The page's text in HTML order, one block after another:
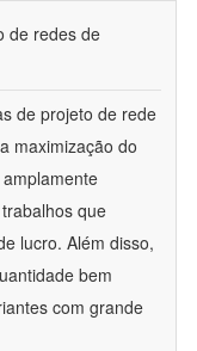
de redes de
de projeto de rede
maximização do
que
lucro. Além disso,
bem
com grande